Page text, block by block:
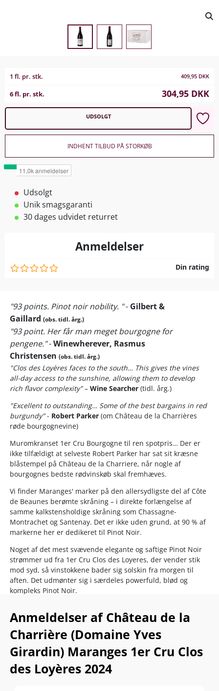
1 fl. pr. stk. 409,95 DKK
6 fl. pr. stk. 304,95 DKK
UDSOLGT
INDHENT TILBUD PÅ STORKØB
Udsolgt
Unik smagsgaranti
30 dages udvidet returret
Anmeldelser
Din rating
"93 points. Pinot noir nobility. "- Gilbert &
Gaillard (obs. tidl. årg.)
"93 point. Her får man meget bourgogne for
pengene."-Winewherever, Rasmus
Christensen (obs. tidl. årg.)
"Clos des Loyères faces to the south… This gives the vines
all-day access to the sunshine, allowing them to develop
rich flavor complexity"– Wine Searcher (tidl. årg.)
"Excellent to outstanding… Some of the best bargains in red
burgundy"- Robert Parker (om Château de la Charrières
røde bourgognevine)
Muromkranset 1er Cru Bourgogne til ren spotpris… Der er
ikke tilfældigt at selveste Robert Parker har sat sit kræsne
blåstempel på Château de la Charriere, når nogle af
bourgognes bedste rødvinskøb skal fremhæves.
Vi finder Maranges' marker på den allersydligste del af Côte
de Beaunes berømte skråning – i direkte forlængelse af
samme kalkstensholdige skråning som Chassagne-
Montrachet og Santenay. Det er ikke uden grund, at 90 % af
markerne her er dedikeret til Pinot Noir.
Noget af det mest svævende elegante og saftige Pinot Noir
strømmer ud fra 1er Cru Clos des Loyeres, der vender stik
mod syd, så vinstokkene bader sig solskin fra morgen til
aften. Det udmønter sig i særdeles powerfuld, blød og
kompleks Pinot Noir.
ejer vinstokke på den lille topmark. En af hemmelighederne
bag det skyhøje niveau hos traditionshuset er den ekstremt
tætte beplaningstæthed på 10.000 vinstokke pr. hektar, der
sikrer at vinstokkene ikke optager for meget vand og næring
fra jordbunden. Den derved ekstra intense Pinot Noir-frugt
tilføres yderligere smagsdybde fra 10-12 måneders modning
på små burgundiske egefade (25 % nye).
Anmeldelser af Château de la
Charrière (Domaine Yves
Girardin) Maranges 1er Cru Clos
des Loyères 2024